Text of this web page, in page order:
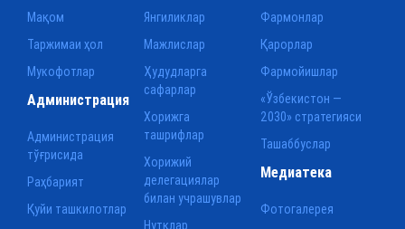
Мақом
Таржимаи ҳол
Мукофотлар
Янгиликлар
Мажлислар
Ҳудудларга
сафарлар
Хорижга
ташрифлар
Хорижий
делегациялар
билан учрашувлар
Нутқлар
Фармонлар
Қарорлар
Фармойишлар
«Ўзбекистон —
2030» стратегияси
Ташаббуслар
Администрация
Администрация
тўғрисида
Раҳбарият
Қуйи ташкилотлар
Медиатека
Фотогалерея